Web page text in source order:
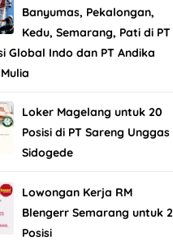
Banyumas, Pekalongan,
Kedu, Semarang, Pati di PT
Global Indo dan PT Andika
Loker Magelang untuk 20
Posisi di PT Sareng Unggas
Sidogede
Lowongan Kerja RM
Blengerr Semarang untuk 2
Posisi